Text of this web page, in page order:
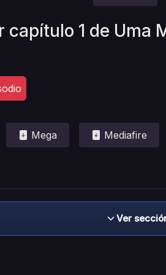
capítulo 1 de Uma
Mega Mediafire
Ver